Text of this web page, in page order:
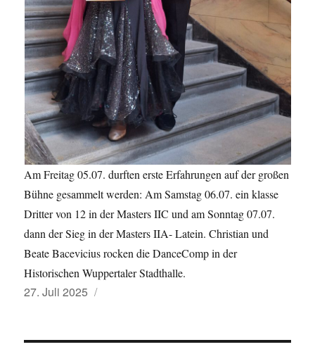
Am Freitag 05.07. durften erste Erfahrungen auf der großen
Bühne gesammelt werden: Am Samstag 06.07. ein klasse
Dritter von 12 in der Masters IIC und am Sonntag 07.07.
dann der Sieg in der Masters IIA- Latein. Christian und
Beate Bacevicius rocken die DanceComp in der
Historischen Wuppertaler Stadthalle.
Veröffentlicht
27. Juli 2025